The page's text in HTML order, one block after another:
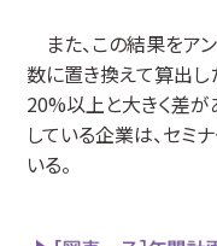
また、この結果をア
数に置き換えて算出し
20%以上と大きく差が
している企業は、セミ
いる。